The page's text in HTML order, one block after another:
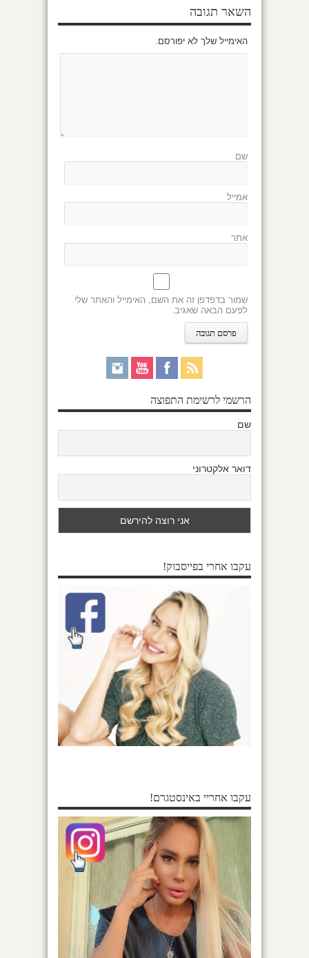
השאר תגובה
האימייל שלך לא יפורסם.
שם
אמייל
אתר
שמור בדפדפן זה את השם, האימייל והאתר שלי
לפעם הבאה שאגיב.
הרשמי לרשימת התפוצה
שם
דואר אלקטרוני
עקבו אחרי בפייסבוק!
עקבו אחריי באינסטגרם!